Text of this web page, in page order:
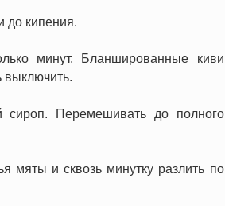
до кипения.
минут. Бланшированные киви
Перемешивать до полного
мяты и сквозь минутку разлить по